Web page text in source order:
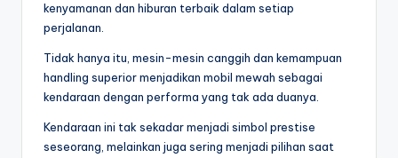
kenyamanan dan hiburan terbaik dalam setiap
perjalanan.
Tidak hanya itu, mesin-mesin canggih dan kemampuan
handling superior menjadikan mobil mewah sebagai
kendaraan dengan performa yang tak ada duanya.
Kendaraan ini tak sekadar menjadi simbol prestise
seseorang, melainkan juga sering menjadi pilihan saat